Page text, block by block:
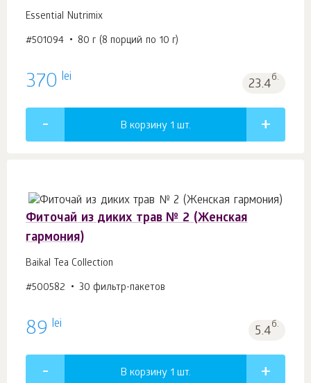
Essential Nutrimix
#501094 80 г (8 порций по 10 г)
370 lei 23.4б.
В корзину 1 шт.
Фиточай из диких трав № 2 (Женская
гармония)
Baikal Tea Collection
#500582 30 фильтр-пакетов
89 lei 5.4б.
В корзину 1 шт.